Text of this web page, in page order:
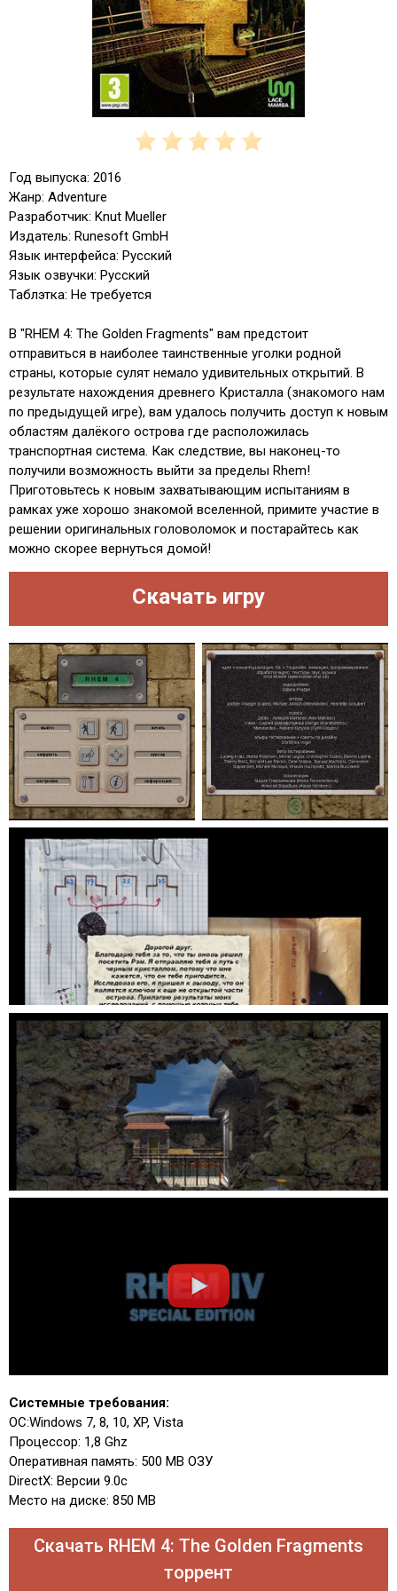
Год выпуска: 2016
Жанр: Adventure
Разработчик: Knut Mueller
Издатель: Runesoft GmbH
Язык интерфейса: Русский
Язык озвучки: Русский
Таблэтка: Не требуется
В "RHEM 4: The Golden Fragments" вам предстоит
отправиться в наиболее таинственные уголки родной
страны, которые сулят немало удивительных открытий. В
результате нахождения древнего Кристалла (знакомого нам
по предыдущей игре), вам удалось получить доступ к новым
областям далёкого острова где расположилась
транспортная система. Как следствие, вы наконец-то
получили возможность выйти за пределы Rhem!
Приготовьтесь к новым захватывающим испытаниям в
рамках уже хорошо знакомой вселенной, примите участие в
решении оригинальных головоломок и постарайтесь как
можно скорее вернуться домой!
Скачать игру
Системные требования:
ОС:Windows 7, 8, 10, XP, Vista
Процессор: 1,8 Ghz
Оперативная память: 500 MB ОЗУ
DirectX: Версии 9.0c
Место на диске: 850 MB
Скачать RHEM 4: The Golden Fragments
торрент